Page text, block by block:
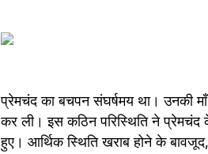
प्रेमचंद का बचपन संघर्षमय था। उनकी
कर ली। इस कठिन परिस्थिति ने प्रेमचंद
हुए। आर्थिक स्थिति खराब होने के